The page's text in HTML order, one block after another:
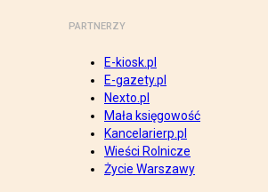
PARTNERZY
E-kiosk.pl
E-gazety.pl
Nexto.pl
Mała księgowość
Kancelarierp.pl
Wieści Rolnicze
Życie Warszawy